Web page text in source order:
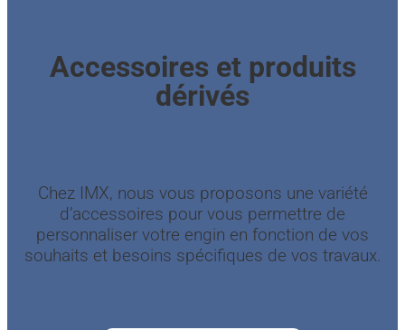
Accessoires et produits
dérivés
Chez IMX, nous vous proposons une variété
d’accessoires pour vous permettre de
personnaliser votre engin en fonction de vos
souhaits et besoins spécifiques de vos travaux.